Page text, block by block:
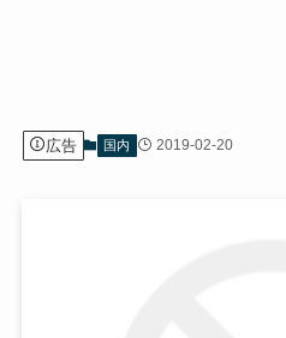
広告 国内 2019-02-20